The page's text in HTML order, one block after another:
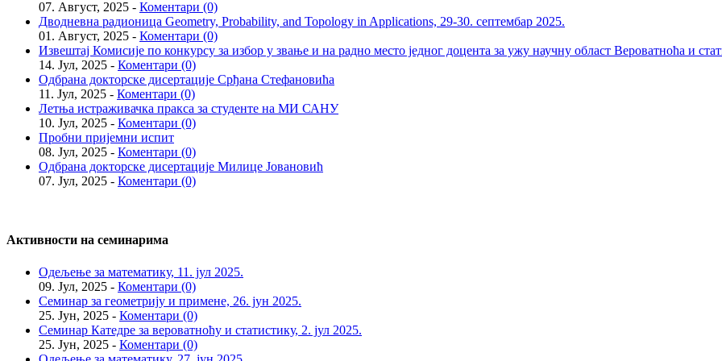
07. Август, 2025 - Коментари (0)
Дводневна радионица Geometry, Probability, and Topology in Applications, 29-30. септембар 2025.
01. Август, 2025 - Коментари (0)
Извештај Комисије по конкурсу за избор у звање и на радно место једног доцента за ужу научну област Вероватноћа и
14. Јул, 2025 - Коментари (0)
Одбрана докторске дисертације Срђана Стефановића
11. Јул, 2025 - Коментари (0)
Летња истраживачка пракса за студенте на МИ САНУ
10. Јул, 2025 - Коментари (0)
Пробни пријемни испит
08. Јул, 2025 - Коментари (0)
Одбрана докторске дисертације Милице Јовановић
07. Јул, 2025 - Коментари (0)
Активности на семинарима
Одељење за математику, 11. јул 2025.
09. Јул, 2025 - Коментари (0)
Семинар за геометрију и примене, 26. јун 2025.
25. Јун, 2025 - Коментари (0)
Семинар Катедре за вероватноћу и статистику, 2. јул 2025.
25. Јун, 2025 - Коментари (0)